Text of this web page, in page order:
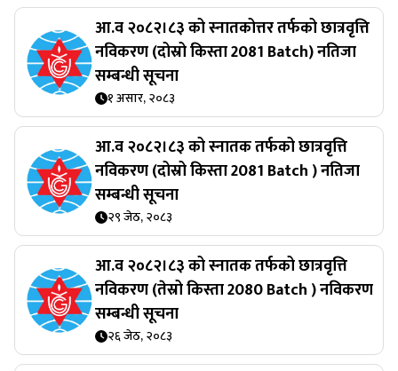
आ.व २०८२।८३ को स्नातकोत्तर तर्फको छात्रवृत्ति
नविकरण (दोस्रो किस्ता 2081 Batch) नतिजा
सम्बन्धी सूचना
१ असार, २०८३
आ.व २०८२।८३ को स्नातक तर्फको छात्रवृत्ति
नविकरण (दोस्रो किस्ता 2081 Batch ) नतिजा
सम्बन्धी सूचना
२९ जेठ, २०८३
आ.व २०८२।८३ को स्नातक तर्फको छात्रवृत्ति
नविकरण (तेस्रो किस्ता 2080 Batch ) नविकरण
सम्बन्धी सूचना
२६ जेठ, २०८३